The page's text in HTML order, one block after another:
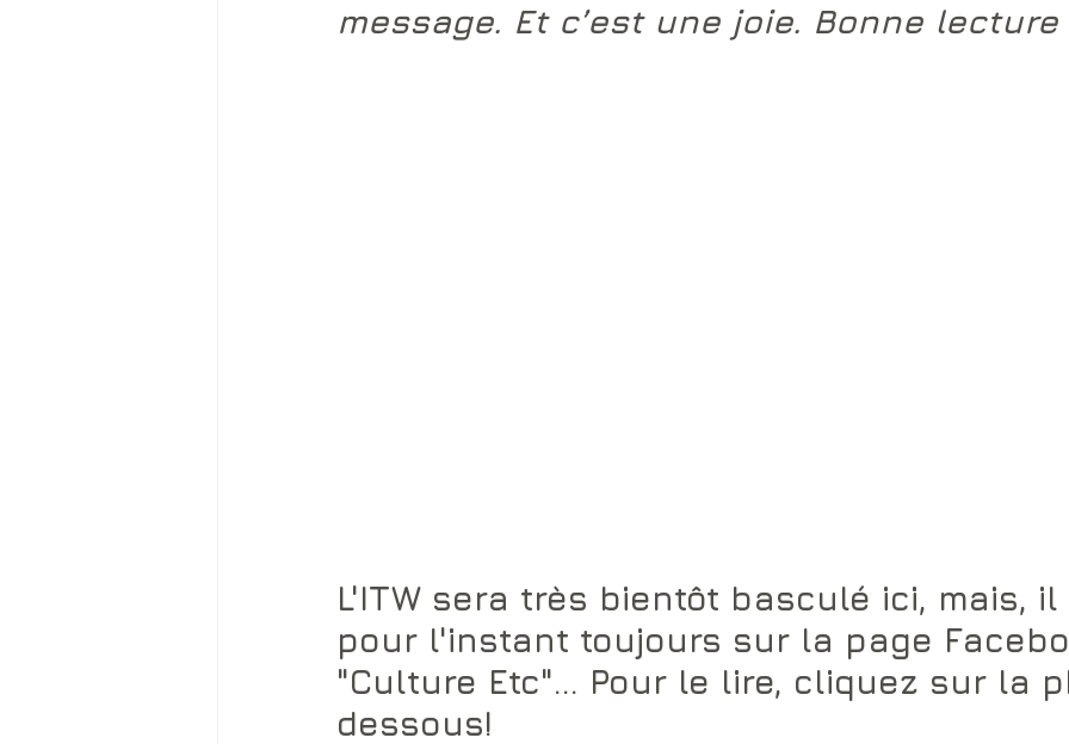
message. Et c’est une joie. Bonne lecture
L'ITW sera très bientôt basculé ici, mais,
pour l'instant toujours sur la page
"Culture Etc"... Pour le lire, cliquez sur la
dessous!